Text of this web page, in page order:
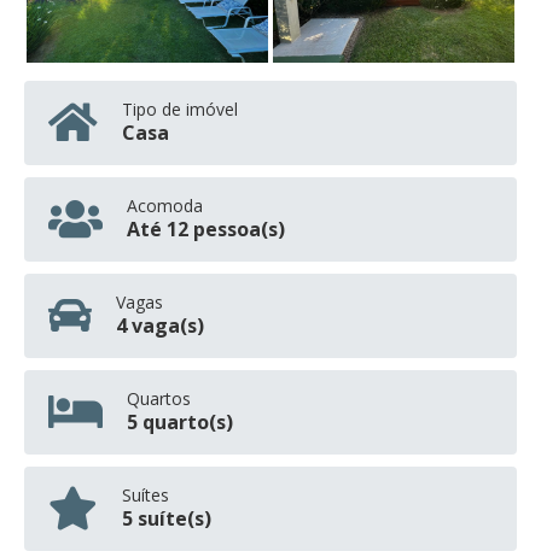
Tipo de imóvel
Casa
Acomoda
Até 12 pessoa(s)
Vagas
4 vaga(s)
Quartos
5 quarto(s)
Suítes
5 suíte(s)